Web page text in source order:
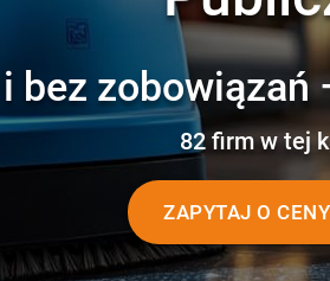
bez
82 firm w tej
ZAPYTAJ O